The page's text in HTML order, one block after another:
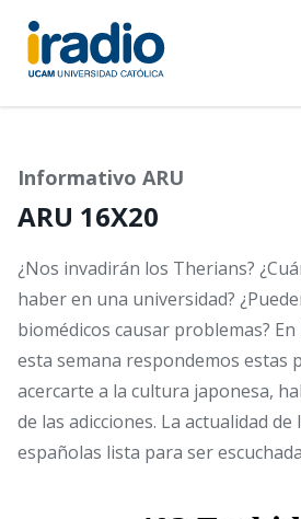
Pasar
contenido
principal
Informativo ARU
ARU 16X20
¿Nos invadirán los Therians?
haber en una universidad?
biomédicos causar problemas?
esta semana respondemos estas
acercarte a la cultura japonesa,
de las adicciones. La actualidad
españolas lista para ser